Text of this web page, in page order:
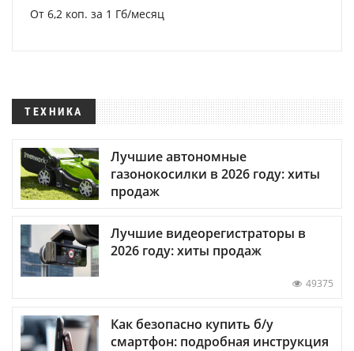
От 6,2 коп. за 1 Гб/месяц
ТЕХНИКА
Лучшие автономные
газонокосилки в 2026 году: хиты
продаж
Лучшие видеорегистраторы в
2026 году: хиты продаж
49375
Как безопасно купить б/у
смартфон: подробная инструкция